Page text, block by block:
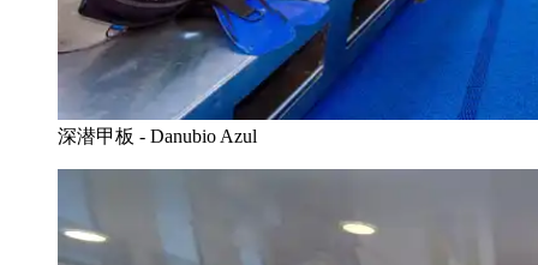
深潜甲板 - Danubio Azul